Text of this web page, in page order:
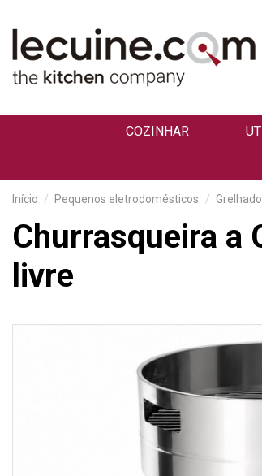
COZINHAR
Início Pequenos eletrodomésticos
Churrasqueira a
livre